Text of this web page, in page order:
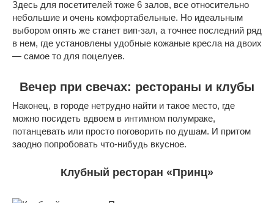
Здесь для посетителей тоже 6 залов, все относительно
небольшие и очень комфортабельные. Но идеальным
выбором опять же станет вип-зал, а точнее последний ряд
в нем, где установлены удобные кожаные кресла на двоих
— самое то для поцелуев.
Вечер при свечах: рестораны и клубы
Наконец, в городе нетрудно найти и такое место, где
можно посидеть вдвоем в интимном полумраке,
потанцевать или просто поговорить по душам. И притом
заодно попробовать что-нибудь вкусное.
Клубный ресторан «Принц»